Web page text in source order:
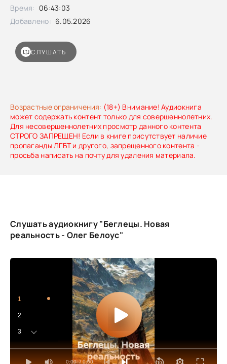
Возрастные ограничения: (18+) Внимание! Аудиокнига
может содержать контент только для совершеннолетних.
Для несовершеннолетних просмотр данного контента
СТРОГО ЗАПРЕЩЕН! Если в книге присутствует наличие
пропаганды ЛГБТ и другого, запрещенного контента -
просьба написать на почту для удаления материала.
СЛУШАТЬ
Время: 06:43:03
Добавлено: 6.05.2026
Слушать аудиокнигу "Беглецы. Новая
реальность - Олег Белоус"
0:00 / 0:00
1
2
3
4